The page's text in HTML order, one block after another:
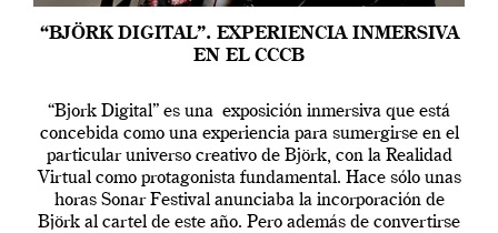
“BJÖRK DIGITAL”. EXPERIENCIA INMERSIVA
EN EL CCCB
“Bjork Digital” es una exposición inmersiva que está
concebida como una experiencia para sumergirse en el
particular universo creativo de Björk, con la Realidad
Virtual como protagonista fundamental. Hace sólo unas
horas Sonar Festival anunciaba la incorporación de
Björk al cartel de este año. Pero además de convertirse